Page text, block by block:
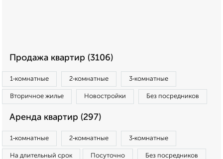
Продажа квартир (3106)
1‑комнатные 2‑комнатные 3‑комнатные
Вторичное жилье Новостройки Без посредников
Аренда квартир (297)
1‑комнатные 2‑комнатные 3‑комнатные
На длительный срок Посуточно Без посредников